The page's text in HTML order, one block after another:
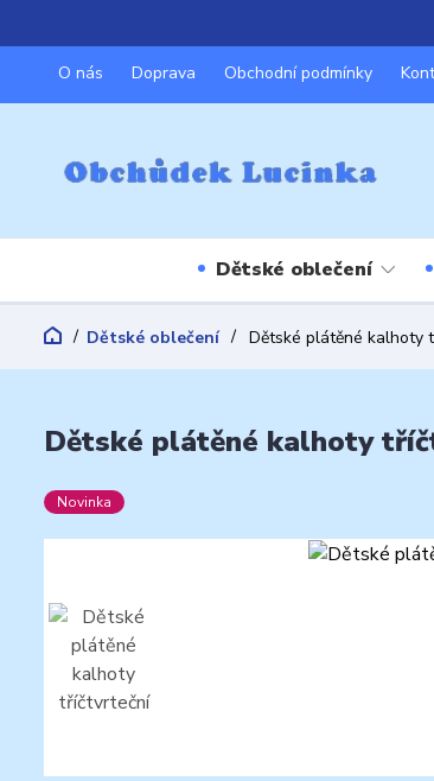
O nás Doprava Obchodní podmínky
Dětské oblečení
Dětské oblečení Dětské plátěné kalhoty
Dětské plátěné kalhoty
Novinka